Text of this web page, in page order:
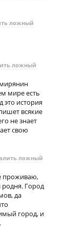
ложный
ложный
мире есть
это история
всякие
не знает
свою
ложный
проживаю,
Город
да
город, и